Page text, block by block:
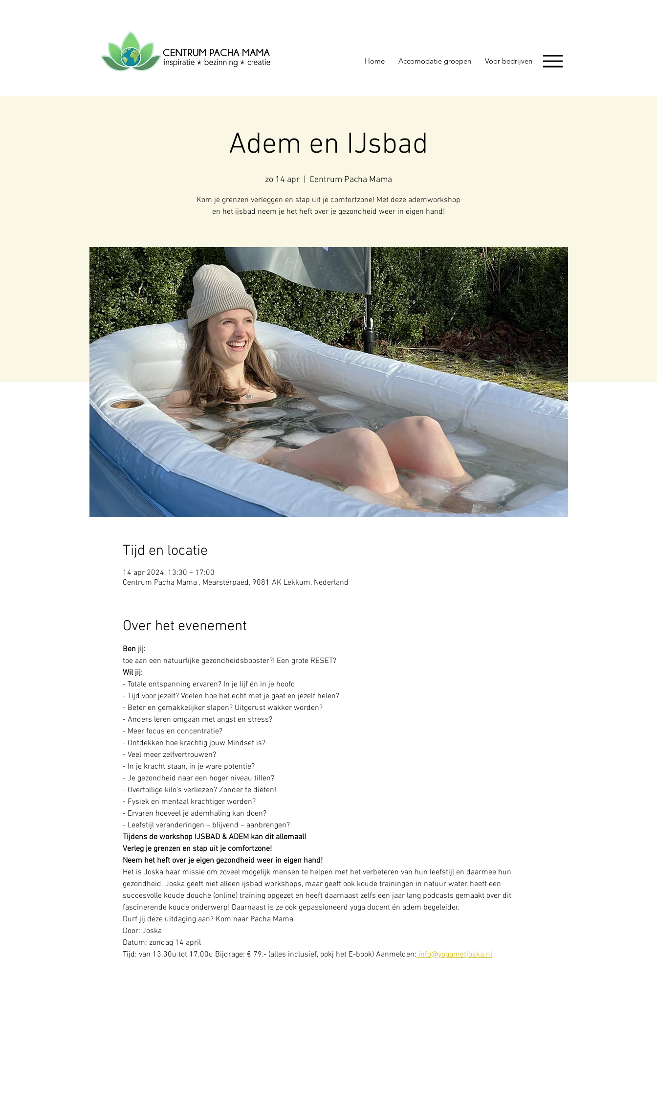
CENTRUM
PACHA
MAMA Centrum voor inspiratie, bezinning &
creatie.
Home Accomodatie groepen Voor bedrijven
Adem en IJsbad
zo 14 apr Centrum Pacha Mama
Kom je grenzen verleggen en stap uit je comfortzone! Met deze ademworkshop
en het ijsbad neem je het heft over je gezondheid weer in eigen hand!
Tijd en locatie
14 apr 2024, 13:30 – 17:00
Centrum Pacha Mama , Mearsterpaed, 9081 AK Lekkum, Nederland
Over het evenement
Ben jij:
toe aan een natuurlijke gezondheidsbooster?! Een grote RESET?
Wil jij:
- Totale ontspanning ervaren? In je lijf én in je hoofd
- Tijd voor jezelf? Voelen hoe het echt met je gaat en jezelf helen?
- Beter en gemakkelijker slapen? Uitgerust wakker worden?
- Anders leren omgaan met angst en stress?
- Meer focus en concentratie?
- Ontdekken hoe krachtig jouw Mindset is?
- Veel meer zelfvertrouwen?
- In je kracht staan, in je ware potentie?
- Je gezondheid naar een hoger niveau tillen?
- Overtollige kilo’s verliezen? Zonder te diëten!
- Fysiek en mentaal krachtiger worden?
- Ervaren hoeveel je ademhaling kan doen?
- Leefstijl veranderingen – blijvend – aanbrengen?
Tijdens de workshop IJSBAD & ADEM kan dit allemaal!
Verleg je grenzen en stap uit je comfortzone!
Neem het heft over je eigen gezondheid weer in eigen hand!
Het is Joska haar missie om zoveel mogelijk mensen te helpen met het verbeteren van hun leefstijl en daarmee hun
gezondheid. Joska geeft niet alleen ijsbad workshops, maar geeft ook koude trainingen in natuur water, heeft een
succesvolle koude douche (online) training opgezet en heeft daarnaast zelfs een jaar lang podcasts gemaakt over dit
fascinerende koude onderwerp! Daarnaast is ze ook gepassioneerd yoga docent én adem begeleider.
Durf jij deze uitdaging aan? Kom naar Pacha Mama
Door: Joska
Datum: zondag 14 april
Tijd: van 13.30u tot 17.00u Bijdrage: € 79,- (alles inclusief, ookj het E-book) Aanmelden: info@yogametjoska.nl